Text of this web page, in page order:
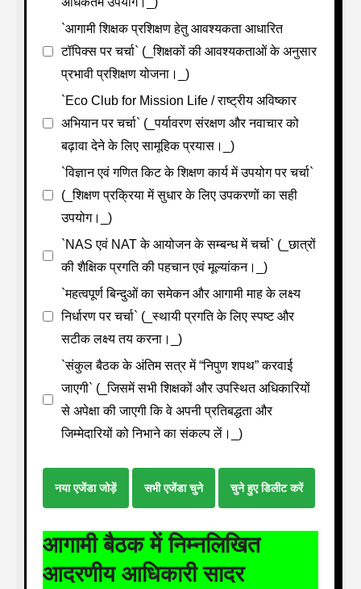
`आगामी शिक्षक प्रशिक्षण हेतु आवश्यकता आधारित
टॉपिक्स पर चर्चा` (_शिक्षकों की आवश्यकताओं के अनुसार
प्रभावी प्रशिक्षण योजना।_)
`Eco Club for Mission Life / राष्ट्रीय अविष्कार
अभियान पर चर्चा` (_पर्यावरण संरक्षण और नवाचार को
बढ़ावा देने के लिए सामूहिक प्रयास।_)
`विज्ञान एवं गणित किट के शिक्षण कार्य में उपयोग पर चर्चा`
(_शिक्षण प्रक्रिया में सुधार के लिए उपकरणों का सही
उपयोग।_)
`NAS एवं NAT के आयोजन के सम्बन्ध में चर्चा` (_छात्रों
की शैक्षिक प्रगति की पहचान एवं मूल्यांकन।_)
`महत्वपूर्ण बिन्दुओं का समेकन और आगामी माह के लक्ष्य
निर्धारण पर चर्चा` (_स्थायी प्रगति के लिए स्पष्ट और
सटीक लक्ष्य तय करना।_)
`संकुल बैठक के अंतिम सत्र में “निपुण शपथ” करवाई
जाएगी` (_जिसमें सभी शिक्षकों और उपस्थित अधिकारियों
से अपेक्षा की जाएगी कि वे अपनी प्रतिबद्धता और
जिम्मेदारियों को निभाने का संकल्प लें।_)
नया एजेंडा जोड़ें सभी एजेंडा चुने चुने हुए डिलीट करें
आगामी बैठक में निम्नलिखित
आदरणीय आधिकारी सादर